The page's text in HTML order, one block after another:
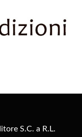
S.C. a R.L.